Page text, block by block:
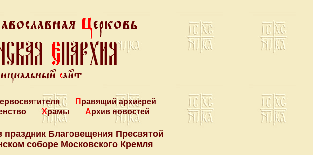
Правящий архиерей
Храмы Архив новостей
Благовещения Пресвятой
соборе Московского Кремля